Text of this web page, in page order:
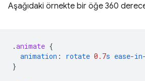
Aşağıdaki örnekte bir öğe 360
.animate {
animation : rotate 0.7s ease-
}